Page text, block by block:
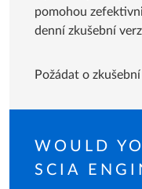
pomohou
denní zkušební
Požádat o
WOULD
SCIA